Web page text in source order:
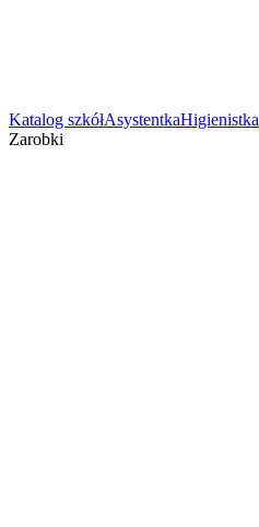
Katalog szkółAsystentkaHigienistka
Zarobki